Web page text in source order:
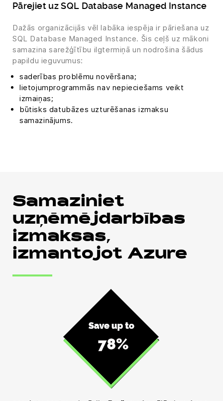
Pārejiet uz SQL Database Managed Instance
Dažās organizācijās vēl labāka iespēja ir pāriešana uz
SQL Database Managed Instance. Šis ceļš uz mākoni
samazina sarežģītību ilgtermiņā un nodrošina šādus
papildu ieguvumus:
saderības problēmu novēršana;
lietojumprogrammās nav nepieciešams veikt
izmaiņas;
būtisks datubāzes uzturēšanas izmaksu
samazinājums.
Samaziniet
uzņēmējdarbības
izmaksas,
izmantojot Azure